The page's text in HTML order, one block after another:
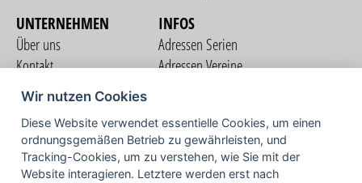
UNTERNEHMEN
Über uns
Kontakt
Nutzungsbedingungen
Datenschutzerklärung
Impressum
INFOS
Adressen Serien
Adressen Vereine
COMMUNITY
Wir nutzen Cookies
Diese Website verwendet essentielle Cookies, um einen
ordnungsgemäßen Betrieb zu gewährleisten, und
Tracking-Cookies, um zu verstehen, wie Sie mit der
Website interagieren. Letztere werden erst nach